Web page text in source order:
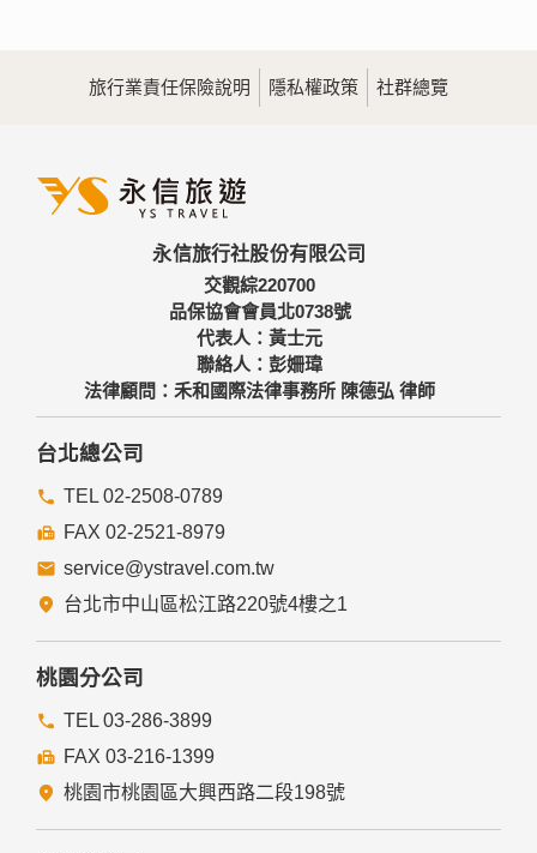
旅行業責任保險說明 隱私權政策 社群總覽
永信旅行社股份有限公司
交觀綜220700
品保協會會員北0738號
代表人：黃士元
聯絡人：彭姍瑋
法律顧問：禾和國際法律事務所 陳德弘 律師
台北總公司
TEL 02-2508-0789
FAX 02-2521-8979
service@ystravel.com.tw
台北市中山區松江路220號4樓之1
桃園分公司
TEL 03-286-3899
FAX 03-216-1399
桃園市桃園區大興西路二段198號